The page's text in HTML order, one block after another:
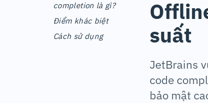
completion là gì?
Điểm khác biệt
Cách sử dụng
suất
JetBrains
code
bảo mật